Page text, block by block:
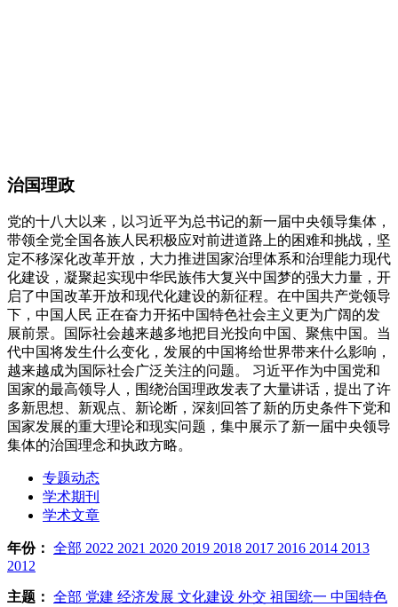
治国理政
党的十八大以来，以习近平为总书记的新一届中央领导集体，
带领全党全国各族人民积极应对前进道路上的困难和挑战，坚
定不移深化改革开放，大力推进国家治理体系和治理能力现代
化建设，凝聚起实现中华民族伟大复兴中国梦的强大力量，开
启了中国改革开放和现代化建设的新征程。在中国共产党领导
下，中国人民 正在奋力开拓中国特色社会主义更为广阔的发
展前景。国际社会越来越多地把目光投向中国、聚焦中国。当
代中国将发生什么变化，发展的中国将给世界带来什么影响，
越来越成为国际社会广泛关注的问题。 习近平作为中国党和
国家的最高领导人，围绕治国理政发表了大量讲话，提出了许
多新思想、新观点、新论断，深刻回答了新的历史条件下党和
国家发展的重大理论和现实问题，集中展示了新一届中央领导
集体的治国理念和执政方略。
专题动态
学术期刊
学术文章
年份： 全部 2022 2021 2020 2019 2018 2017 2016 2014 2013
2012
主题： 全部 党建 经济发展 文化建设 外交 祖国统一 中国特色